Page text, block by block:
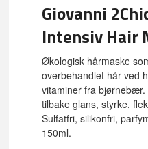
Giovanni
Intensiv Hair
Økologisk hårmaske
overbehandlet hår ved
vitaminer fra
tilbake glans, styrke,
Sulfatfri, silikonfri,
150ml.